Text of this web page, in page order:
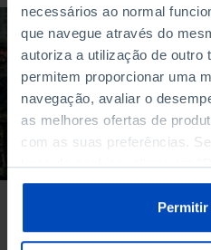
necessários ao normal
que navegue através do
autoriza a utilização de outro
permitem proporcionar uma
navegação, avaliar o
as melhores ofertas de
com as suas preferências.
tipos de cookies, clique em
sobre cookies através da
Política de Cookies.